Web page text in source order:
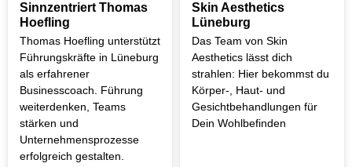
Sinnzentriert Thomas
Hoefling
Thomas Hoefling unterstützt
Führungskräfte in Lüneburg
als erfahrener
Businesscoach. Führung
weiterdenken, Teams
stärken und
Unternehmensprozesse
erfolgreich gestalten.
Skin Aesthetics
Lüneburg
Das Team von Skin
Aesthetics lässt dich
strahlen: Hier bekommst du
Körper-, Haut- und
Gesichtbehandlungen für
Dein Wohlbefinden